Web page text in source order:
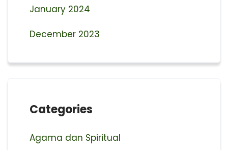
January 2024
December 2023
Categories
Agama dan Spiritual